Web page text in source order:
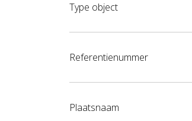
Type object
Referentienummer
Plaatsnaam